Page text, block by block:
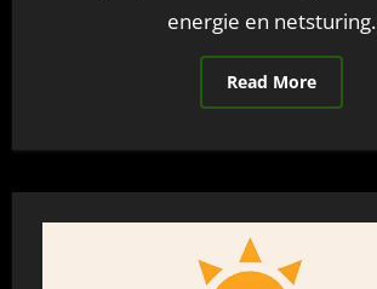
energie en netsturing.
Read More